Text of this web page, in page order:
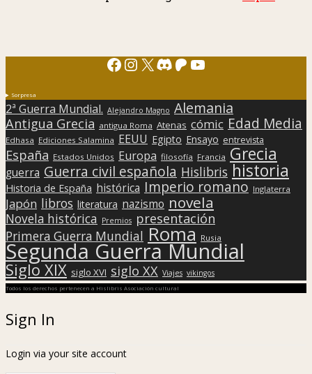
Facebook
Instagram
X Discord
Patreon
YouTube
Sorpresa
2ª Guerra Mundial. Alejandro Magno Alemania
Antigua Grecia antigua Roma Atenas cómic Edad Media
Edhasa Ediciones Salamina EEUU Egipto Ensayo entrevista
España Estados Unidos Europa filosofía Francia Grecia
guerra Guerra civil española Hislibris historia
Historia de España histórica Imperio romano Inglaterra
Japón libros literatura nazismo novela
Novela histórica Premios presentación
Primera Guerra Mundial Roma Rusia
Segunda Guerra Mundial
Siglo XIX siglo XVI siglo XX Viajes vikingos
Todos los derechos pertenecen a Hislibris Asociación cultural
Sign In
Login via your site account